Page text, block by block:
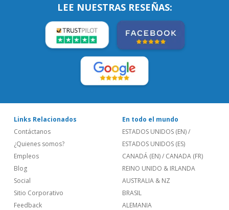
LEE NUESTRAS RESEÑAS:
Links Relacionados
Contáctanos
¿Quienes somos?
Empleos
Blog
Social
Sitio Corporativo
Feedback
En todo el mundo
ESTADOS UNIDOS (EN)/
ESTADOS UNIDOS (ES)
CANADÁ (EN)/ CANADA (FR)
REINO UNIDO & IRLANDA
AUSTRALIA & NZ
BRASIL
ALEMANIA